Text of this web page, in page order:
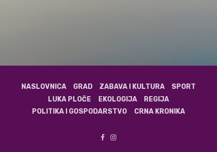
NASLOVNICA GRAD ZABAVA I KULTURA
SPORT
LUKA PLOČE
EKOLOGIJA
REGIJA
POLITIKA I GOSPODARSTVO
CRNA KRONIKA